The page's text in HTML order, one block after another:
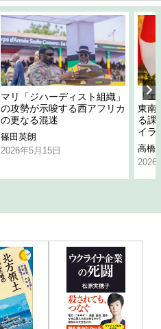
マリ「ジハーディスト組織」
の攻勢が示唆する西アフリカ
の更なる混迷
篠田英朗
2026年5月15日
「
東南
る課
イラ
高橋
2026